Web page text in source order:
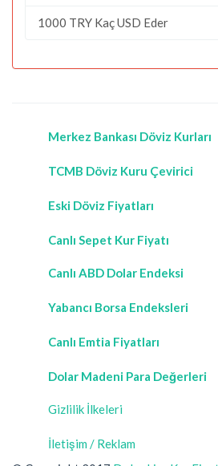
1000 TRY Kaç USD Eder
Merkez Bankası Döviz Kurları
TCMB Döviz Kuru Çevirici
Eski Döviz Fiyatları
Canlı Sepet Kur Fiyatı
Canlı ABD Dolar Endeksi
Yabancı Borsa Endeksleri
Canlı Emtia Fiyatları
Dolar Madeni Para Değerleri
Gizlilik İlkeleri
İletişim / Reklam